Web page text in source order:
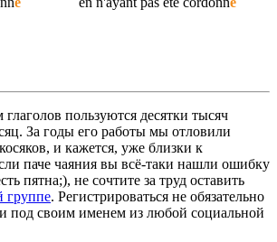
пользуются десятки тысяч
За годы его работы мы отловили
и кажется, уже близки к
паче чаяния вы всё-таки нашли ошибку
пятна;), не сочтите за труд оставить
группе. Регистрироваться не обязательно
под своим именем из любой социальной